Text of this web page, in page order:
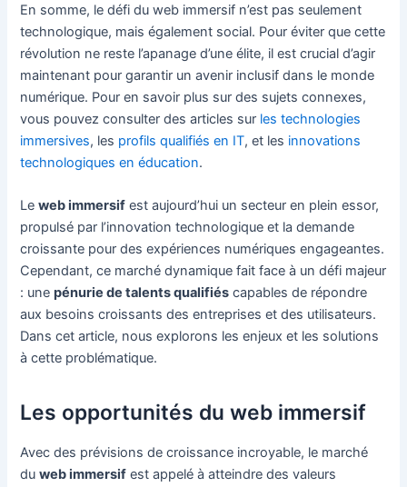
En somme, le défi du web immersif n’est pas seulement
technologique, mais également social. Pour éviter que cette
révolution ne reste l’apanage d’une élite, il est crucial d’agir
maintenant pour garantir un avenir inclusif dans le monde
numérique. Pour en savoir plus sur des sujets connexes,
vous pouvez consulter des articles sur les technologies
immersives, les profils qualifiés en IT, et les innovations
technologiques en éducation.
Leweb immersif est aujourd’hui un secteur en plein essor,
propulsé par l’innovation technologique et la demande
croissante pour des expériences numériques engageantes.
Cependant, ce marché dynamique fait face à un défi majeur
: unepénurie de talents qualifiés capables de répondre
aux besoins croissants des entreprises et des utilisateurs.
Dans cet article, nous explorons les enjeux et les solutions
à cette problématique.
Les opportunités du web immersif
Avec des prévisions de croissance incroyable, le marché
duweb immersif est appelé à atteindre des valeurs